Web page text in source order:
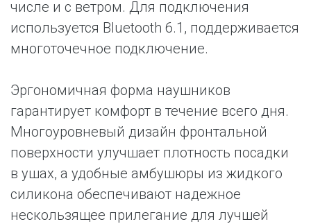
числе и с ветром. Для подключения
используется Bluetooth 6.1, поддерживается
многоточечное подключение.
Эргономичная форма наушников
гарантирует комфорт в течение всего дня.
Многоуровневый дизайн фронтальной
поверхности улучшает плотность посадки
в ушах, а удобные амбушюры из жидкого
силикона обеспечивают надежное
нескользящее прилегание для лучшей